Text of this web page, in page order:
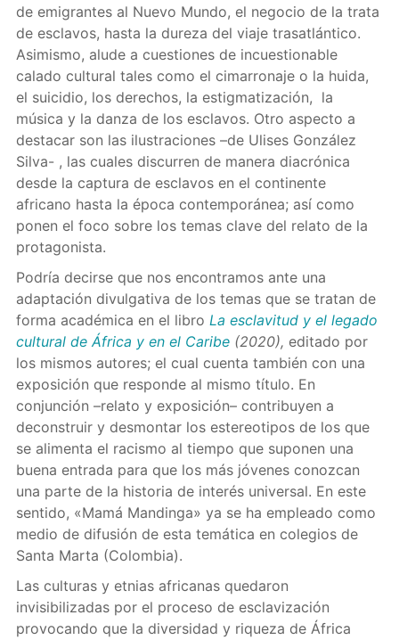
de emigrantes al Nuevo Mundo, el negocio de la trata
de esclavos, hasta la dureza del viaje trasatlántico.
Asimismo, alude a cuestiones de incuestionable
calado cultural tales como el cimarronaje o la huida,
el suicidio, los derechos, la estigmatización, la
música y la danza de los esclavos. Otro aspecto a
destacar son las ilustraciones –de Ulises González
Silva- , las cuales discurren de manera diacrónica
desde la captura de esclavos en el continente
africano hasta la época contemporánea; así como
ponen el foco sobre los temas clave del relato de la
protagonista.
Podría decirse que nos encontramos ante una
adaptación divulgativa de los temas que se tratan de
forma académica en el libro La esclavitud y el legado
cultural de África y en el Caribe (2020), editado por
los mismos autores; el cual cuenta también con una
exposición que responde al mismo título. En
conjunción –relato y exposición– contribuyen a
deconstruir y desmontar los estereotipos de los que
se alimenta el racismo al tiempo que suponen una
buena entrada para que los más jóvenes conozcan
una parte de la historia de interés universal. En este
sentido, «Mamá Mandinga» ya se ha empleado como
medio de difusión de esta temática en colegios de
Santa Marta (Colombia).
Las culturas y etnias africanas quedaron
invisibilizadas por el proceso de esclavización
provocando que la diversidad y riqueza de África